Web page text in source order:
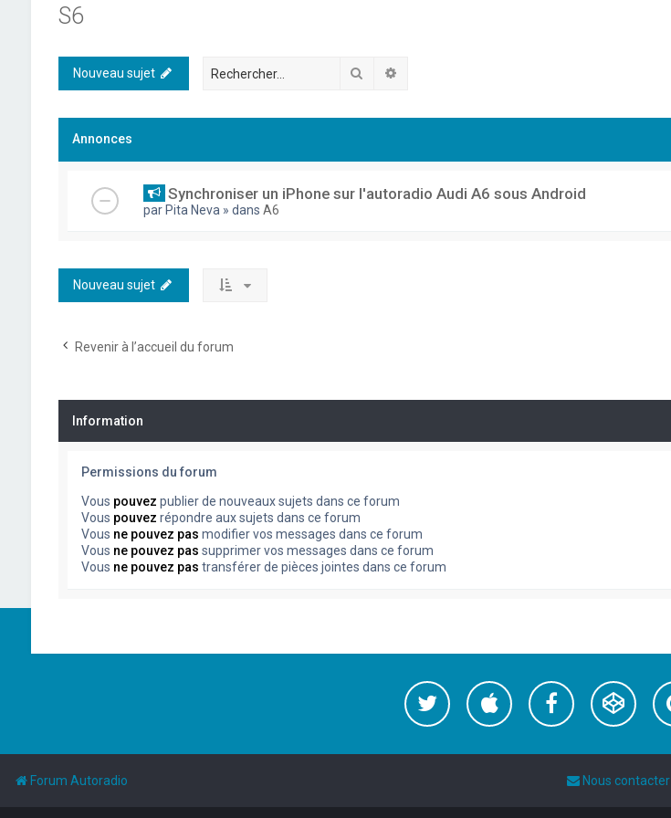
S6
Nouveau sujet Rechercher
Annonces
Synchroniser un iPhone sur l'autoradio Audi A6 sous Android
par Pita Neva » dans A6
Nouveau sujet
Revenir à l’accueil du forum
Information
Permissions du forum
Vous pouvez publier de nouveaux sujets dans ce forum
Vous pouvez répondre aux sujets dans ce forum
Vous ne pouvez pas modifier vos messages dans ce forum
Vous ne pouvez pas supprimer vos messages dans ce forum
Vous ne pouvez pas transférer de pièces jointes dans ce forum
Forum Autoradio Nous contacter